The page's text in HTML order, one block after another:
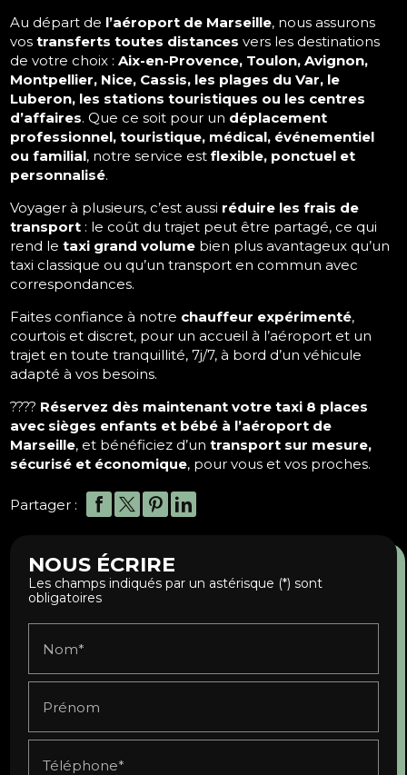
Au départ de l’aéroport de Marseille, nous assurons
vostransferts toutes distances vers les destinations
de votre choix :Aix-en-Provence, Toulon, Avignon,
Montpellier, Nice, Cassis, les plages du Var, le
Luberon, les stations touristiques ou les centres
d’affaires. Que ce soit pour un déplacement
professionnel, touristique, médical, événementiel
ou familial, notre service estflexible, ponctuel et
personnalisé.
Voyager à plusieurs, c’est aussi réduire les frais de
transport : le coût du trajet peut être partagé, ce qui
rend letaxi grand volume bien plus avantageux qu’un
taxi classique ou qu’un transport en commun avec
correspondances.
Faites confiance à notre chauffeur expérimenté,
courtois et discret, pour un accueil à l’aéroport et un
trajet en toute tranquillité, 7j/7, à bord d’un véhicule
adapté à vos besoins.
???? Réservez dès maintenant votre taxi 8 places
avec sièges enfants et bébé à l’aéroport de
Marseille, et bénéficiez d’untransport sur mesure,
sécurisé et économique, pour vous et vos proches.
Partager :
NOUS ÉCRIRE
Les champs indiqués par un astérisque (*) sont
obligatoires
Nom*
Prénom
Téléphone*